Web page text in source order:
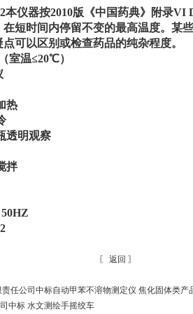
本仪器按2010版《中国药典》附录VI
短时间内停留不变的最高温度。某
可以区别或检查药品的纯杂程度。
室温≤20℃）
热
透明观察
拌
〖 返回 〗
任公司中标自动甲苯不溶物测定仪 焦化固体类产
中标 水文测绘手摇绞车